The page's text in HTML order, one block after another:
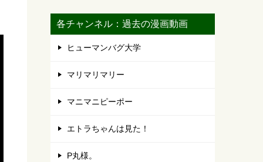
各チャンネル：過去の漫画動画
ヒューマンバグ大学
マリマリマリー
マニマニピーポー
エトラちゃんは見た！
P丸様。